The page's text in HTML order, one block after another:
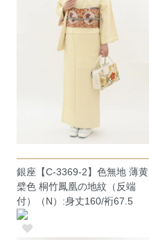
銀座【C-3369-2】色無地 薄黄
檗色 桐竹鳳凰の地紋（反端
付）（N）:身丈160/裄67.5